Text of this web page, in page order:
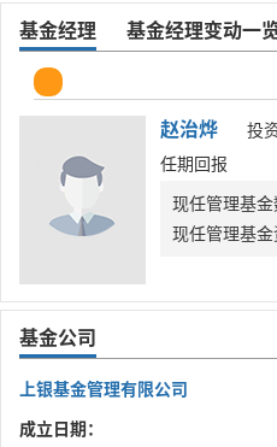
基金经理 基金经理变动一
赵治烨
投
任期回报
现任管理基金
现任管理基金
基金公司
上银基金管理有限公司
成立日期：